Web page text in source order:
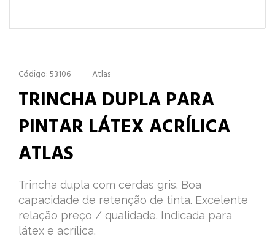
Código: 53106 Atlas
TRINCHA DUPLA PARA
PINTAR LÁTEX ACRÍLICA
ATLAS
Trincha dupla com cerdas gris. Boa
capacidade de retenção de tinta. Excelente
relação preço / qualidade. Indicada para
látex e acrílica.